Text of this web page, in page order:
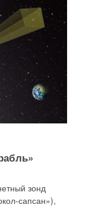
зонд
сапсан»),